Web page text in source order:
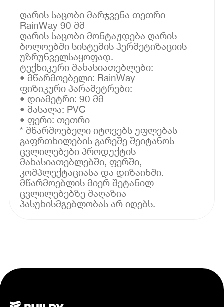
ღარის საცობი მარჯვენა თეთრი
RainWay 90 მმ
ღარის საცობი მონტაჟდება ღარის
ბოლოებში სისტემის ჰერმეტიზაციის
უზრუნველსაყოფად.
ტექნიკური მახასიათებლები:
• მწარმოებელი: RainWay
ფიზიკური პარამეტრები:
• დიამეტრი: 90 მმ
• მასალა: PVC
• ფერი: თეთრი
* მწარმოებელი იტოვებს უფლებას
გაფრთხილების გარეშე შეიტანოს
ცვლილებები პროდუქტის
მახასიათებლებში, ფერში,
კომპლექტაციასა და დიზაინში.
მწარმოებლის მიერ შეტანილ
ცვლილებებზე მაღაზია
პასუხისმგებლობას არ იღებს.